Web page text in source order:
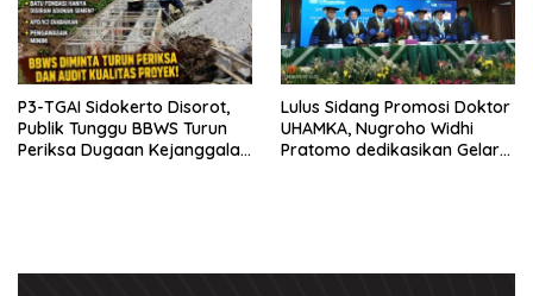
P3-TGAI Sidokerto Disorot,
Publik Tunggu BBWS Turun
Periksa Dugaan Kejanggalan
Lulus Sidang Promosi Doktor
UHAMKA, Nugroho Widhi
Pratomo dedikasikan Gelar